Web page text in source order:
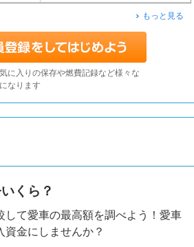
もっと見る
に入りの保存や燃費記録など様々な
なります
くら？
して愛車の最高額を調べよう！愛車
資金にしませんか？